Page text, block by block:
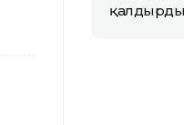
қалдырды